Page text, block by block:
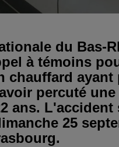
du Bas-
à témoins
chauffard ayant
percuté une
ans. L'accident
25